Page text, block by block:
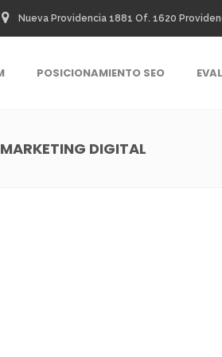
Nueva Providencia 1881 Of. 1620
POSICIONAMIENTO SEO
DIGITAL